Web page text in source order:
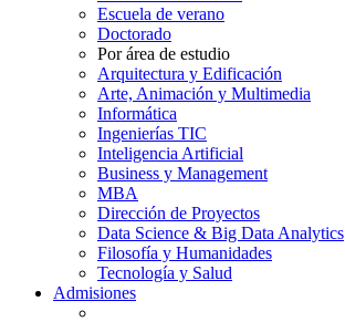
Escuela de verano
Doctorado
Por área de estudio
Arquitectura y Edificación
Arte, Animación y Multimedia
Informática
Ingenierías TIC
Inteligencia Artificial
Business y Management
MBA
Dirección de Proyectos
Data Science & Big Data Analytics
Filosofía y Humanidades
Tecnología y Salud
Admisiones